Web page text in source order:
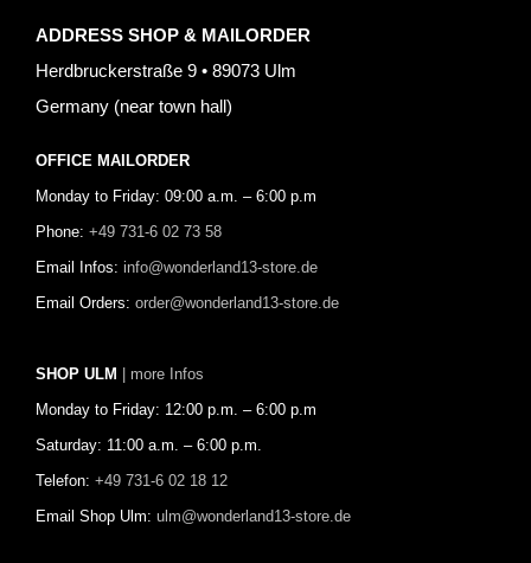
ADDRESS SHOP & MAILORDER
Herdbruckerstraße 9 • 89073 Ulm
Germany (near town hall)
OFFICE MAILORDER
Monday to Friday: 09:00 a.m. – 6:00 p.m
Phone: +49 731-6 02 73 58
Email Infos: info@wonderland13-store.de
Email Orders: order@wonderland13-store.de
SHOP ULM | more Infos
Monday to Friday: 12:00 p.m. – 6:00 p.m
Saturday: 11:00 a.m. – 6:00 p.m.
Telefon: +49 731-6 02 18 12
Email Shop Ulm: ulm@wonderland13-store.de